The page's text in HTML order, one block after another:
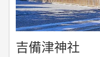
吉備津神社